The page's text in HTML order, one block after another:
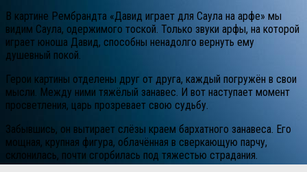
В картине Рембрандта «Давид играет для Саула на арфе» мы
видим Саула, одержимого тоской. Только звуки арфы, на которой
играет юноша Давид, способны ненадолго вернуть ему
душевный покой.
Герои картины отделены друг от друга, каждый погружён в свои
мысли. Между ними тяжёлый занавес. И вот наступает момент
просветления, царь прозревает свою судьбу.
Забывшись, он вытирает слёзы краем бархатного занавеса. Его
мощная, крупная фигура, облачённая в сверкающую парчу,
склонилась, почти сгорбилась под тяжестью страдания.